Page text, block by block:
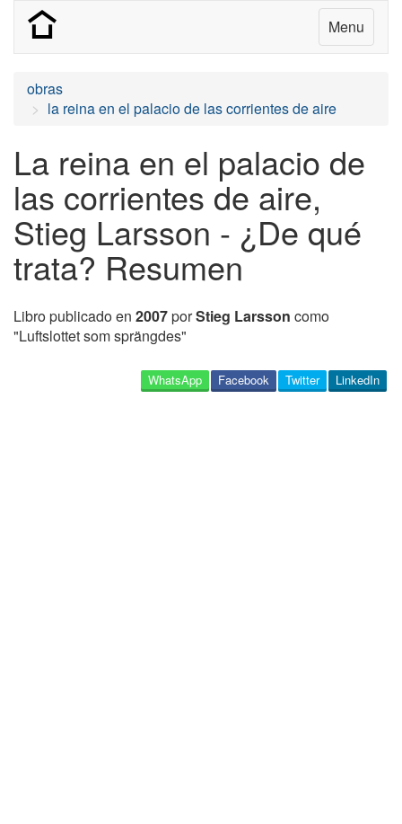
Menu
obras
la reina en el palacio de las corrientes de aire
La reina en el palacio de
las corrientes de aire,
Stieg Larsson - ¿De qué
trata? Resumen
Libro publicado en 2007porStieg Larsson como
"Luftslottet som sprängdes"
LinkedIn
Twitter
Facebook
WhatsApp